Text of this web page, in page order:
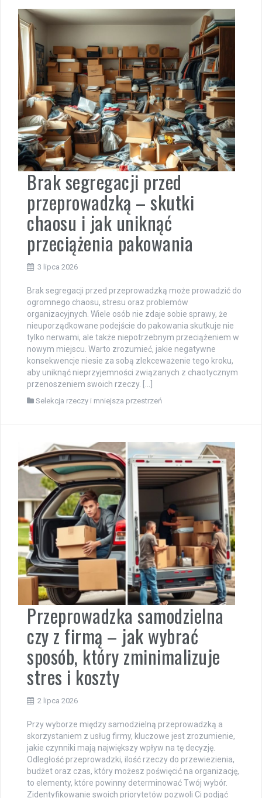
Brak segregacji przed
przeprowadzką – skutki
chaosu i jak uniknąć
przeciążenia pakowania
3 lipca 2026
Brak segregacji przed przeprowadzką może prowadzić do
ogromnego chaosu, stresu oraz problemów
organizacyjnych. Wiele osób nie zdaje sobie sprawy, że
nieuporządkowane podejście do pakowania skutkuje nie
tylko nerwami, ale także niepotrzebnym przeciążeniem w
nowym miejscu. Warto zrozumieć, jakie negatywne
konsekwencje niesie za sobą zlekceważenie tego kroku,
aby uniknąć nieprzyjemności związanych z chaotycznym
przenoszeniem swoich rzeczy. […]
Selekcja rzeczy i mniejsza przestrzeń
Przeprowadzka samodzielna
czy z firmą – jak wybrać
sposób, który zminimalizuje
stres i koszty
2 lipca 2026
Przy wyborze między samodzielną przeprowadzką a
skorzystaniem z usług firmy, kluczowe jest zrozumienie,
jakie czynniki mają największy wpływ na tę decyzję.
Odległość przeprowadzki, ilość rzeczy do przewiezienia,
budżet oraz czas, który możesz poświęcić na organizację,
to elementy, które powinny determinować Twój wybór.
Zidentyfikowanie swoich priorytetów pozwoli Ci podjąć